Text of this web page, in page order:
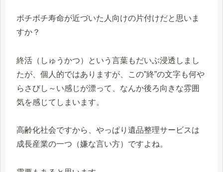
ボチボチ寿命が近づいた人向けの片付けだと思いま
すか？
終活（しゅうかつ）という言葉もだいぶ浸透しまし
たが、個人的ではありますが、この”終”の文字も何や
らさびし～い感じが漂って、なんか後ろ向きな雰囲
気を感じてしまいます。
高齢化社会ですから、やっぱり遺品整理サービスは
成長産業の一つ（嫌な言い方）ですよね。